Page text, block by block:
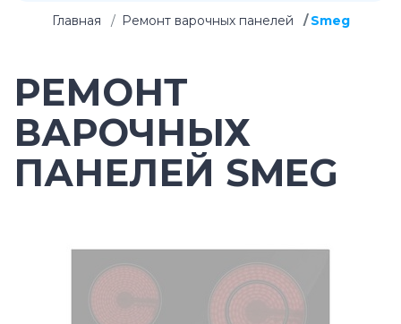
Главная Ремонт варочных панелей Smeg
РЕМОНТ
ВАРОЧНЫХ
ПАНЕЛЕЙ SMEG